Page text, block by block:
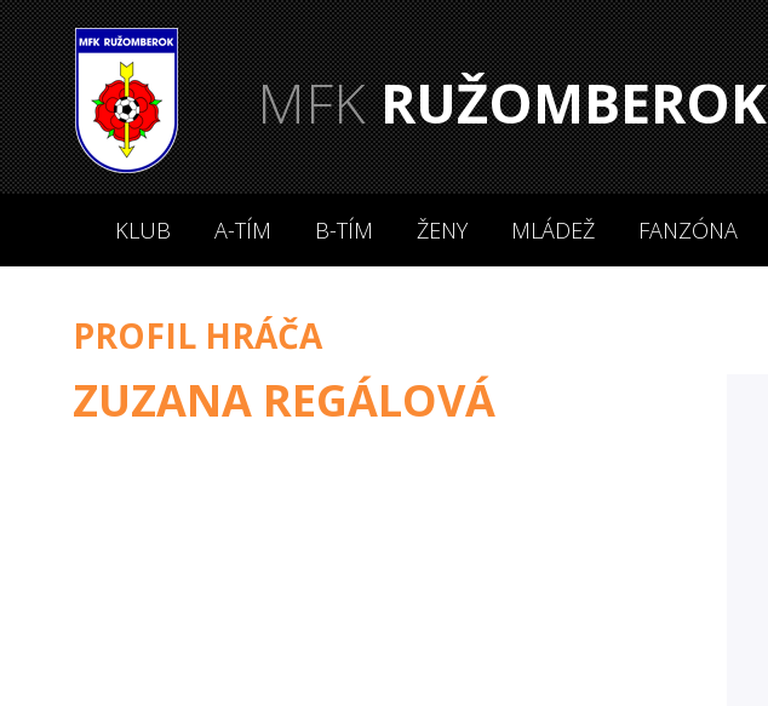
MFKRUŽOMBEROK
KLUB A-TÍM B-TÍM ŽENY MLÁDEŽ FANZÓNA
PROFIL HRÁČA
ZUZANA REGÁLOVÁ